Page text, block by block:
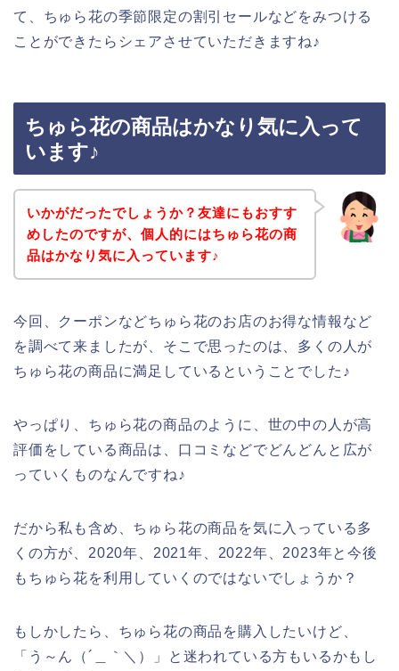
て、ちゅら花の季節限定の割引セールなどをみつける
ことができたらシェアさせていただきますね♪
ちゅら花の商品はかなり気に入って
います♪
いかがだったでしょうか？友達にもおすす
めしたのですが、個人的にはちゅら花の商
品はかなり気に入っています♪
今回、クーポンなどちゅら花のお店のお得な情報など
を調べて来ましたが、そこで思ったのは、多くの人が
ちゅら花の商品に満足しているということでした♪
やっぱり、ちゅら花の商品のように、世の中の人が高
評価をしている商品は、口コミなどでどんどんと広が
っていくものなんですね♪
だから私も含め、ちゅら花の商品を気に入っている多
くの方が、2020年、2021年、2022年、2023年と今後
もちゅら花を利用していくのではないでしょうか？
もしかしたら、ちゅら花の商品を購入したいけど、
「う～ん（´＿｀＼）」と迷われている方もいるかもし